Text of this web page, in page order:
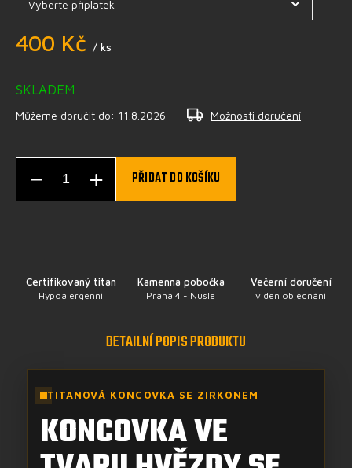
400 Kč / ks
SKLADEM
Můžeme doručit do: 11.8.2026 Možnosti doručení
PŘIDAT DO KOŠÍKU
Certifikovaný titan
Hypoalergenní
Kamenná pobočka
Praha 4 - Nusle
Večerní doručení
v den objednání
DETAILNÍ POPIS PRODUKTU
TITANOVÁ KONCOVKA SE ZIRKONEM
KONCOVKA VE